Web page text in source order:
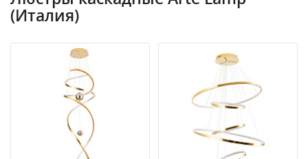
(Италия)